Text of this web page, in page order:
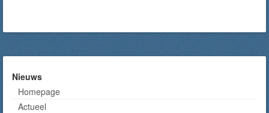
Nieuws
Homepage
Actueel